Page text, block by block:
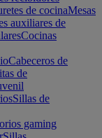
de cocinaMesas
auxiliares de
Cocinas
Cabeceros de
de
Sillas de
gaming